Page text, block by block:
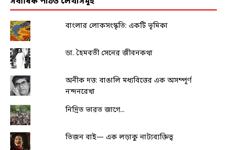
বাংলার লোকসংস্কৃতি: একটি ভূমিকা
ডা. হৈমবতী সেনের জীবনকথা
অনীক দত্ত: বাঙালি মধ্যবিত্তের এক অসম্পূর্ণ
নন্দনরেখা
নিদ্রিত ভারত জাগে...
তিজন বাই— এক লড়াকু নাট্যব্যক্তিত্ব